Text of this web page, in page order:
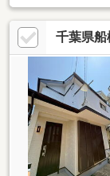
【周辺環境】・ヨ
リーマート船橋藤
徒歩約8分/約580
モス幼稚園/徒歩約
分/約300ｍ・上
徒歩約5分/約350
千葉県船